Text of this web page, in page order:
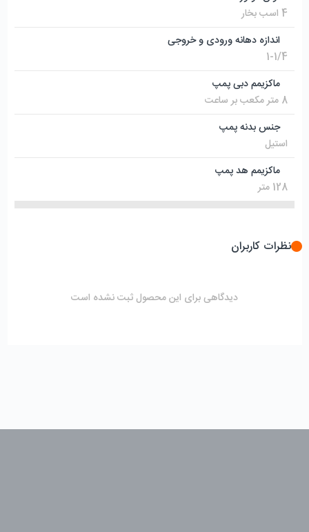
4 اسب بخار
اندازه دهانه ورودی و خروجی
1-1/4
ماکزیمم دبی پمپ
8 متر مکعب بر ساعت
جنس بدنه پمپ
استیل
ماکزیمم هد پمپ
128 متر
نظرات کاربران
دیدگاهی برای این محصول ثبت نشده است